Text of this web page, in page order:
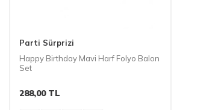
Parti Sürprizi
Happy Birthday Mavi Harf Folyo Balon
Set
288,00TL